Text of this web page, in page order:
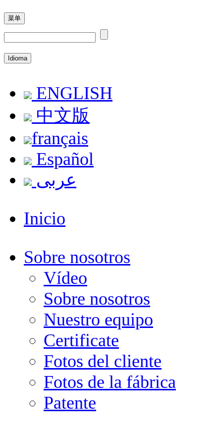
菜单
Idioma
ENGLISH
中文版
français
Español
عربى
Inicio
Sobre nosotros
Vídeo
Sobre nosotros
Nuestro equipo
Certificate
Fotos del cliente
Fotos de la fábrica
Patente